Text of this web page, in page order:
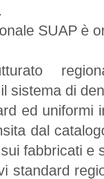
SUAP è
sistema di
ed uniformi
dal
fabbricati e
standard